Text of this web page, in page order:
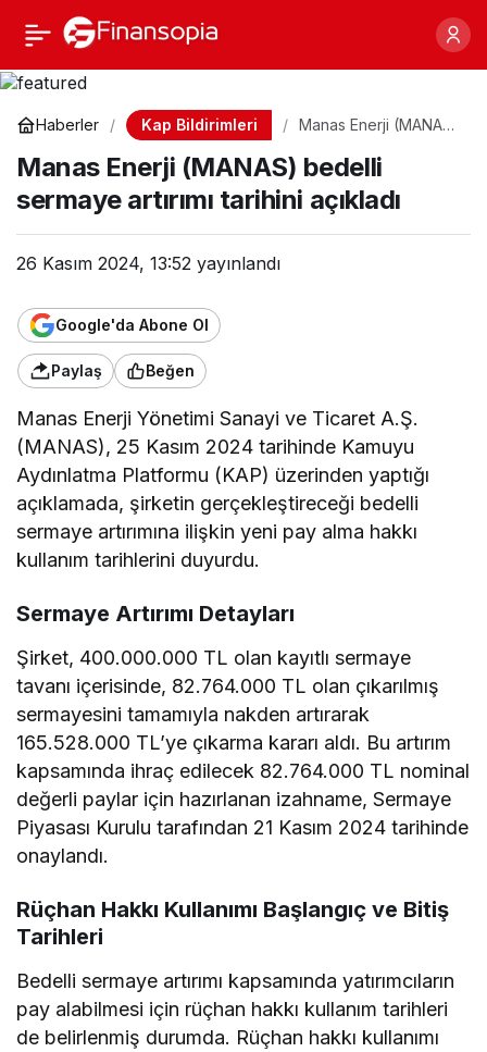
Haberler Kap Bildirimleri
Manas Enerji (MANAS)
artırımı tarihini açıkladı
Manas Enerji (MANAS) bedelli
sermaye artırımı tarihini açıkladı
26 Kasım 2024, 13:52 yayınlandı
Google'da Abone Ol
Paylaş Beğen
Manas Enerji Yönetimi Sanayi ve Ticaret A.Ş.
(MANAS), 25 Kasım 2024 tarihinde Kamuyu
Aydınlatma Platformu (KAP) üzerinden yaptığı
açıklamada, şirketin gerçekleştireceği bedelli
sermaye artırımına ilişkin yeni pay alma hakkı
kullanım tarihlerini duyurdu.
Sermaye Artırımı Detayları
Şirket, 400.000.000 TL olan kayıtlı sermaye
tavanı içerisinde, 82.764.000 TL olan çıkarılmış
sermayesini tamamıyla nakden artırarak
165.528.000 TL’ye çıkarma kararı aldı. Bu artırım
kapsamında ihraç edilecek 82.764.000 TL nominal
değerli paylar için hazırlanan izahname, Sermaye
Piyasası Kurulu tarafından 21 Kasım 2024 tarihinde
onaylandı.
Rüçhan Hakkı Kullanımı Başlangıç ve Bitiş
Tarihleri
Bedelli sermaye artırımı kapsamında yatırımcıların
pay alabilmesi için rüçhan hakkı kullanım tarihleri
de belirlenmiş durumda. Rüçhan hakkı kullanımı
Manas Enerji (MANAS)
bedelli sermaye artırımı
Paylaş